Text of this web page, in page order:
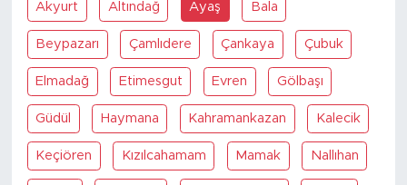
Akyurt Altındağ Ayaş Bala
Beypazarı Çamlıdere Çankaya Çubuk
Elmadağ Etimesgut Evren Gölbaşı
Güdül Haymana Kahramankazan Kalecik
Keçiören Kızılcahamam Mamak Nallıhan